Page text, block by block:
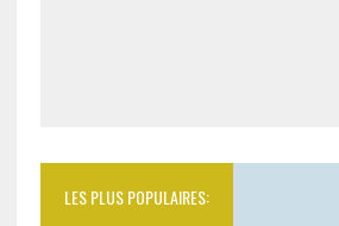
LES PLUS POPULAIRES: